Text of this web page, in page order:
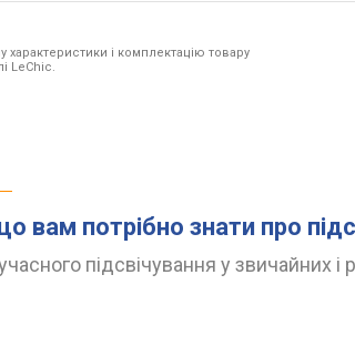
і комплектацію товару
LeChic.
вам потрібно знати про
підсвічування у звичайних і